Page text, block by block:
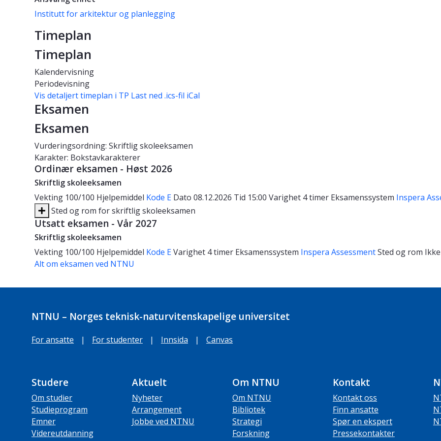
Institutt for arkitektur og planlegging
Timeplan
Timeplan
Kalendervisning
Periodevisning
Vis detaljert timeplan i TP Last ned .ics-fil iCal
Eksamen
Eksamen
Vurderingsordning: Skriftlig skoleeksamen
Karakter: Bokstavkarakterer
Ordinær eksamen - Høst 2026
Skriftlig skoleeksamen
Vekting 100/100 Hjelpemiddel Kode E Dato 08.12.2026 Tid 15:00 Varighet 4 timer Eksamenssystem Inspera
Sted og rom for skriftlig skoleeksamen
Utsatt eksamen - Vår 2027
Skriftlig skoleeksamen
Vekting 100/100 Hjelpemiddel Kode EVarighet 4 timer Eksamenssystem Inspera AssessmentSted og rom
Alt om eksamen ved NTNU
NTNU – Norges teknisk-naturvitenskapelige universitet
For ansatte | For studenter | Innsida | Canvas
Studere
Om studier
Studieprogram
Emner
Videreutdanning
Aktuelt
Nyheter
Arrangement
Jobbe ved NTNU
Om NTNU
Om NTNU
Bibliotek
Strategi
Forskning
Kontakt
Kontakt oss
Finn ansatte
Spør en ekspert
Pressekontakter